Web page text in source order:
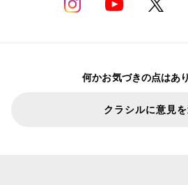
何かお気づきの点はあ
クラシルに意見